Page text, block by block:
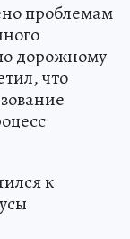
проблемам
дорожному
что
к